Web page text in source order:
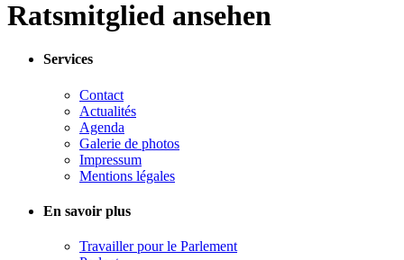
Ratsmitglied ansehen
Services
Contact
Actualités
Agenda
Galerie de photos
Impressum
Mentions légales
En savoir plus
Travailler pour le Parlement